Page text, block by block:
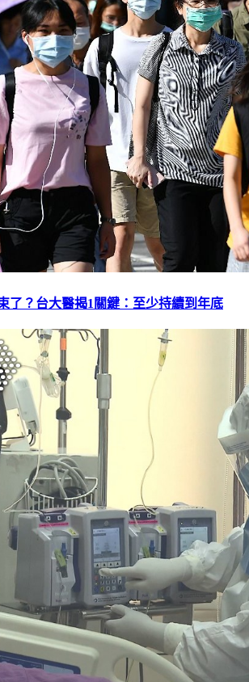
了？台大醫揭1關鍵：至少持續到年底